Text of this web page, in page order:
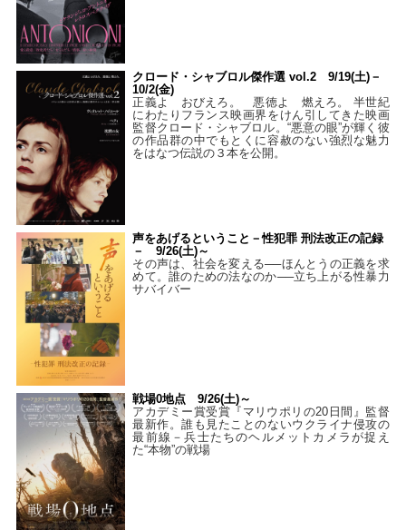
クロード・シャブロル傑作選 vol.2 9/19(土)－
10/2(金)
正義よ おびえろ。 悪徳よ 燃えろ。 半世紀
にわたりフランス映画界をけん引してきた映画
監督クロード・シャブロル。“悪意の眼”が輝く彼
の作品群の中でもとくに容赦のない強烈な魅力
をはなつ伝説の３本を公開。
声をあげるということ－性犯罪 刑法改正の記録
－ 9/26(土)～
その声は、社会を変える──ほんとうの正義を求
めて。誰のための法なのか──立ち上がる性暴力
サバイバー
戦場0地点 9/26(土)～
アカデミー賞受賞『マリウポリの20日間』監督
最新作。誰も見たことのないウクライナ侵攻の
最前線－兵士たちのヘルメットカメラが捉え
た“本物”の戦場